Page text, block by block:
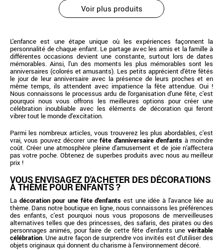
Voir plus produits
L'enfance est une étape unique où les expériences façonnent la
personnalité de chaque enfant. Le partage avec les amis et la famille à
différentes occasions devient une constante, surtout lors de dates
mémorables. Ainsi, l'un des moments les plus mémorables sont les
anniversaires (colorés et amusants). Les petits apprécient d'être fêtés
le jour de leur anniversaire avec la présence de leurs proches et en
même temps, ils attendent avec impatience la fête attendue. Oui !
Nous connaissons le processus ardu de l'organisation d'une fête, c'est
pourquoi nous vous offrons les meilleures options pour créer une
célébration inoubliable avec les éléments de décoration qui feront
vibrer tout le monde d'excitation.
Parmi les nombreux articles, vous trouverez les plus abordables, c'est
vrai, vous pouvez décorer unefête d'anniversaire d'enfants à moindre
coût. Créer une atmosphère pleine d'amusement et de joie n'affectera
pas votre poche. Obtenez de superbes produits avec nous au meilleur
prix !
VOUS ENVISAGEZ D'ACHETER DES DÉCORATIONS
À THÈME POUR ENFANTS ?
La décoration pour une fête d'enfants est une idée à l'avance liée au
thème. Dans notre boutique en ligne, nous connaissons les préférences
des enfants, c'est pourquoi nous vous proposons de merveilleuses
alternatives telles que des princesses, des safaris, des pirates ou des
personnages animés, pour faire de cette fête d'enfants une véritable
célébration. Une autre façon de surprendre vos invités est d'utiliser des
objets originaux qui donnent du charisme à l'environnement décoré.